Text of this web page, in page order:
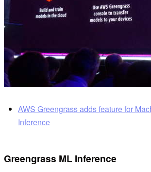
AWS Greengrass adds feature for
Inference
Greengrass ML Inference